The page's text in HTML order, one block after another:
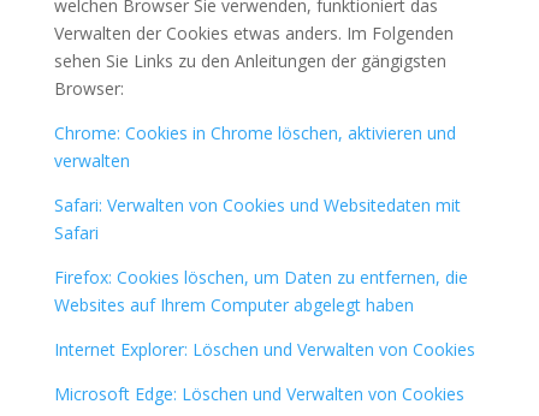
welchen Browser Sie verwenden, funktioniert das
Verwalten der Cookies etwas anders. Im Folgenden
sehen Sie Links zu den Anleitungen der gängigsten
Browser:
Chrome: Cookies in Chrome löschen, aktivieren und
verwalten
Safari: Verwalten von Cookies und Websitedaten mit
Safari
Firefox: Cookies löschen, um Daten zu entfernen, die
Websites auf Ihrem Computer abgelegt haben
Internet Explorer: Löschen und Verwalten von Cookies
Microsoft Edge: Löschen und Verwalten von Cookies